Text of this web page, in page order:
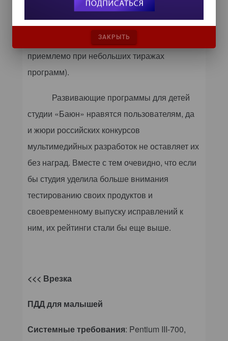
и издателя справляется с жалобами
пользователей и решает их в
индивидуальном порядке (это вполне
приемлемо при небольших тиражах
программ).
Развивающие программы для детей
студии «Баюн» нравятся пользователям, да
и жюри российских конкурсов
мультимедийных разработок не оставляет их
без наград. Вместе с тем очевидно, что если
бы студия уделила больше внимания
тестированию своих продуктов и
своевременному выпуску исправлений к
ним, их рейтинги стали бы еще выше.
<<< Врезка
ПДД для малышей
Системные требования: Pentium III-700,
ЗАКРЫТЬ